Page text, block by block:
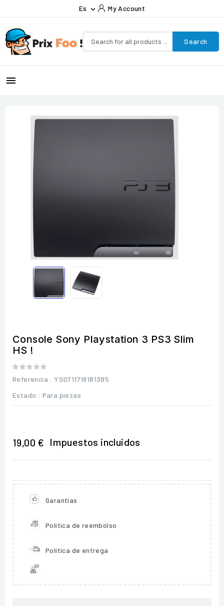
Es  My Account
Search

Console Sony Playstation 3 PS3 Slim
HS !
Referencia : YS0711719181385
Estado : Para piezas
19,00 € Impuestos incluidos
Garantías
Política de reembolso
Política de entrega